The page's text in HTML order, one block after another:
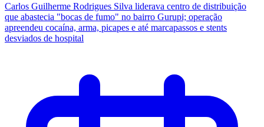
Carlos Guilherme Rodrigues Silva liderava centro de distribuição
que abastecia "bocas de fumo" no bairro Gurupi; operação
apreendeu cocaína, arma, picapes e até marcapassos e stents
desviados de hospital